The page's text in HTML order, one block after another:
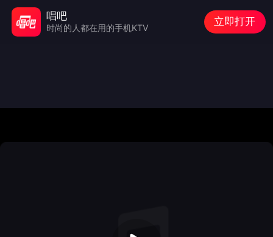
唱吧
时尚的人都在用的手机KTV
立即打开